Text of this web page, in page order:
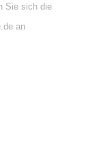
Sie sich die
an